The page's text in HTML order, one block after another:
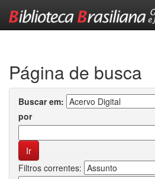
Página de busca
Buscar em:
por
Filtros correntes: